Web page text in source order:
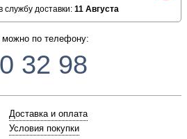
доставки: 11 Августа
можно по телефону:
32 98
Доставка и оплата
Условия покупки